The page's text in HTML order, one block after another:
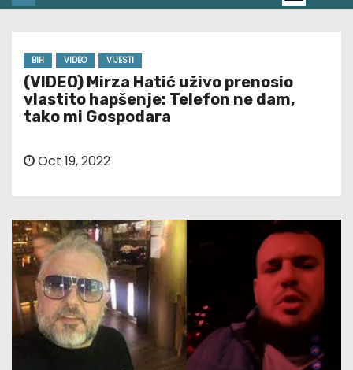
BIH VIDEO VIJESTI
(VIDEO) Mirza Hatić uživo prenosio
vlastito hapšenje: Telefon ne dam,
tako mi Gospodara
Oct 19, 2022